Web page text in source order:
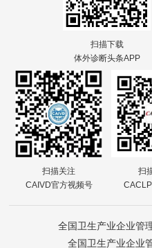
扫描下载
体外诊断头条APP
扫描关注
CAIVD官方视频号
扫
全国卫生产业企业管
全国卫生产业企业